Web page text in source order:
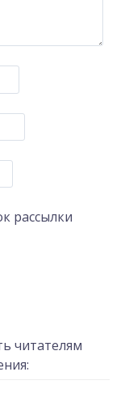
рассылки
читателям